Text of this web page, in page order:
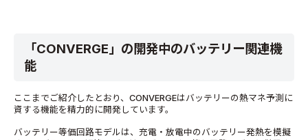
「CONVERGE」の開発中のバッテリー関連機
能
ここまでご紹介したとおり、CONVERGEはバッテリーの熱マネ予測に
資する機能を精力的に開発しています。
バッテリー等価回路モデルは、充電・放電中のバッテリー発熱を模擬